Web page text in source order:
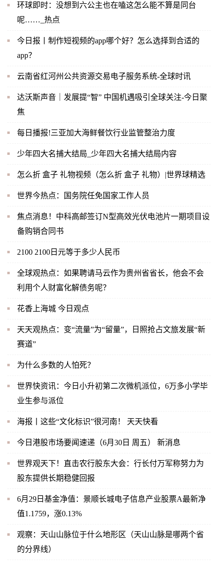
环球即时：没想到六公主也在嗑这怎么能不算是同台
呢……_热点
今日报丨制作短视频的app哪个好？怎么选择到合适的
app？
云南省红河州公共资源交易电子服务系统-全球时讯
达沃斯声音｜发展提“智” 中国机遇吸引全球关注-今日聚
焦
每日播报!三亚加大海鲜餐饮行业监管整治力度
少年四大名捕大结局_少年四大名捕大结局内容
怎么折 盒子 礼物视频（怎么折 盒子 礼物）|世界球精选
世界今热点：国务院任免国家工作人员
焦点消息！中科高邮签订N型高效光伏电池片一期项目设
备购销合同书
2100 2100日元等于多少人民币
全球观热点：如果聘请马云作为贵州省省长，他会不会
利用个人财富化解债务呢？
花香上海城 今日观点
天天观热点：变“流量”为“留量”，日照抢占文旅发展“新
赛道”
为什么多数的人怕死？
世界快资讯：今日小升初第二次微机派位，6万多小学毕
业生参与派位
海报丨这些“文化标识”很河南！ 天天快看
今日港股市场要闻速递（6月30日 周五） 新消息
世界观天下！直击农行股东大会：行长付万军称努力为
股东提供长期稳健回报
6月29日基金净值：景顺长城电子信息产业股票A最新净
值1.1759，涨0.13%
观察：天山山脉位于什么地形区（天山山脉是哪两个省
的分界线）